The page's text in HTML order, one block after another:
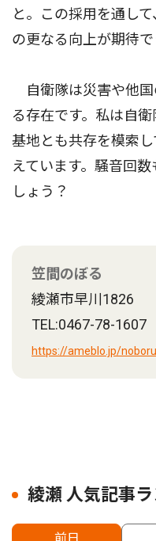
と。この採用を通し
の更なる向上が期待で
自衛隊は災害や他国
る存在です。私は自
基地とも共存を模索
えています。騒音回
しょう？
笠間のぼる
綾瀬市早川1826
TEL:0467-78-1607
https://ameblo.jp/
綾瀬 人気記事